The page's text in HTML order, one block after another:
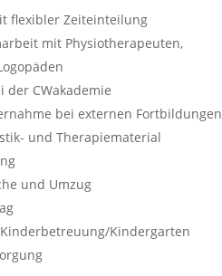
flexibler Zeiteinteilung
mit Physiotherapeuten,
der CWakademie
bei externen Fortbildungen
und Therapiematerial
und Umzug
Kindergarten